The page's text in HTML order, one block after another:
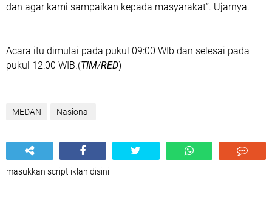
dan agar kami sampaikan kepada masyarakat’’. Ujarnya.
Acara itu dimulai pada pukul 09:00 WIb dan selesai pada
pukul 12:00 WIB.(TIM/RED)
MEDAN Nasional
masukkan script iklan disini